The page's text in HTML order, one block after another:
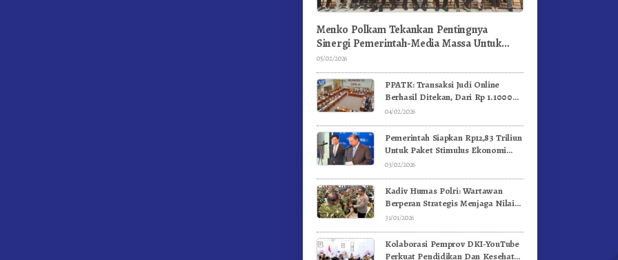
Menko Polkam Tekankan Pentingnya
Sinergi Pemerintah-Media Massa Untuk
Jaga Stabilitas Bangsa
05/02/2026
PPATK: Transaksi Judi Online
Berhasil Ditekan, Dari Rp 1.1000
Triliun Menjadi Rp 268 Triliun
04/02/2026
Pemerintah Siapkan Rp12,83 Triliun
Untuk Paket Stimulus Ekonomi
Kuartal I-2026
03/02/2026
Kadiv Humas Polri: Wartawan
Berperan Strategis Menjaga Nilai
Kebangsaan, Demokrasi, dan NKRI
31/01/2026
Kolaborasi Pemprov DKI-YouTube
Perkuat Pendidikan Dan Kesehatan